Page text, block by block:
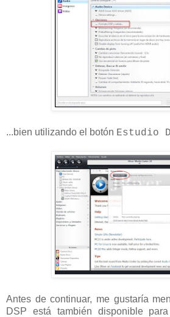
...bien utilizando el botón Estudio
Antes de continuar, me gustaría
DSP está también disponible